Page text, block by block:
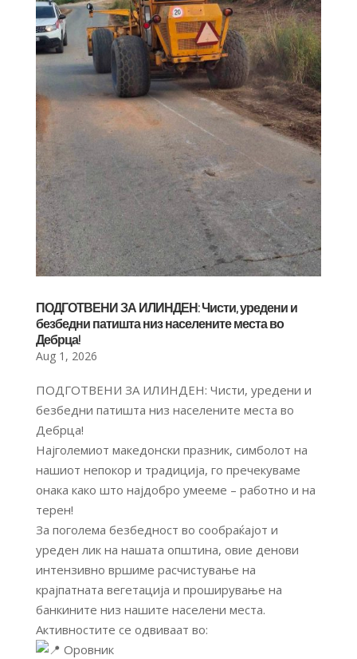
ПОДГОТВЕНИ ЗА ИЛИНДЕН: Чисти, уредени и
безбедни патишта низ населените места во
Дебрца!
Aug 1, 2026
ПОДГОТВЕНИ ЗА ИЛИНДЕН: Чисти, уредени и
безбедни патишта низ населените места во
Дебрца!
Најголемиот македонски празник, симболот на
нашиот непокор и традиција, го пречекуваме
онака како што најдобро умееме – работно и на
терен!
За поголема безбедност во сообраќајот и
уреден лик на нашата општина, овие денови
интензивно вршиме расчистување на
крајпатната вегетација и проширување на
банкините низ нашите населени места.
Активностите се одвиваат во:
Оровник